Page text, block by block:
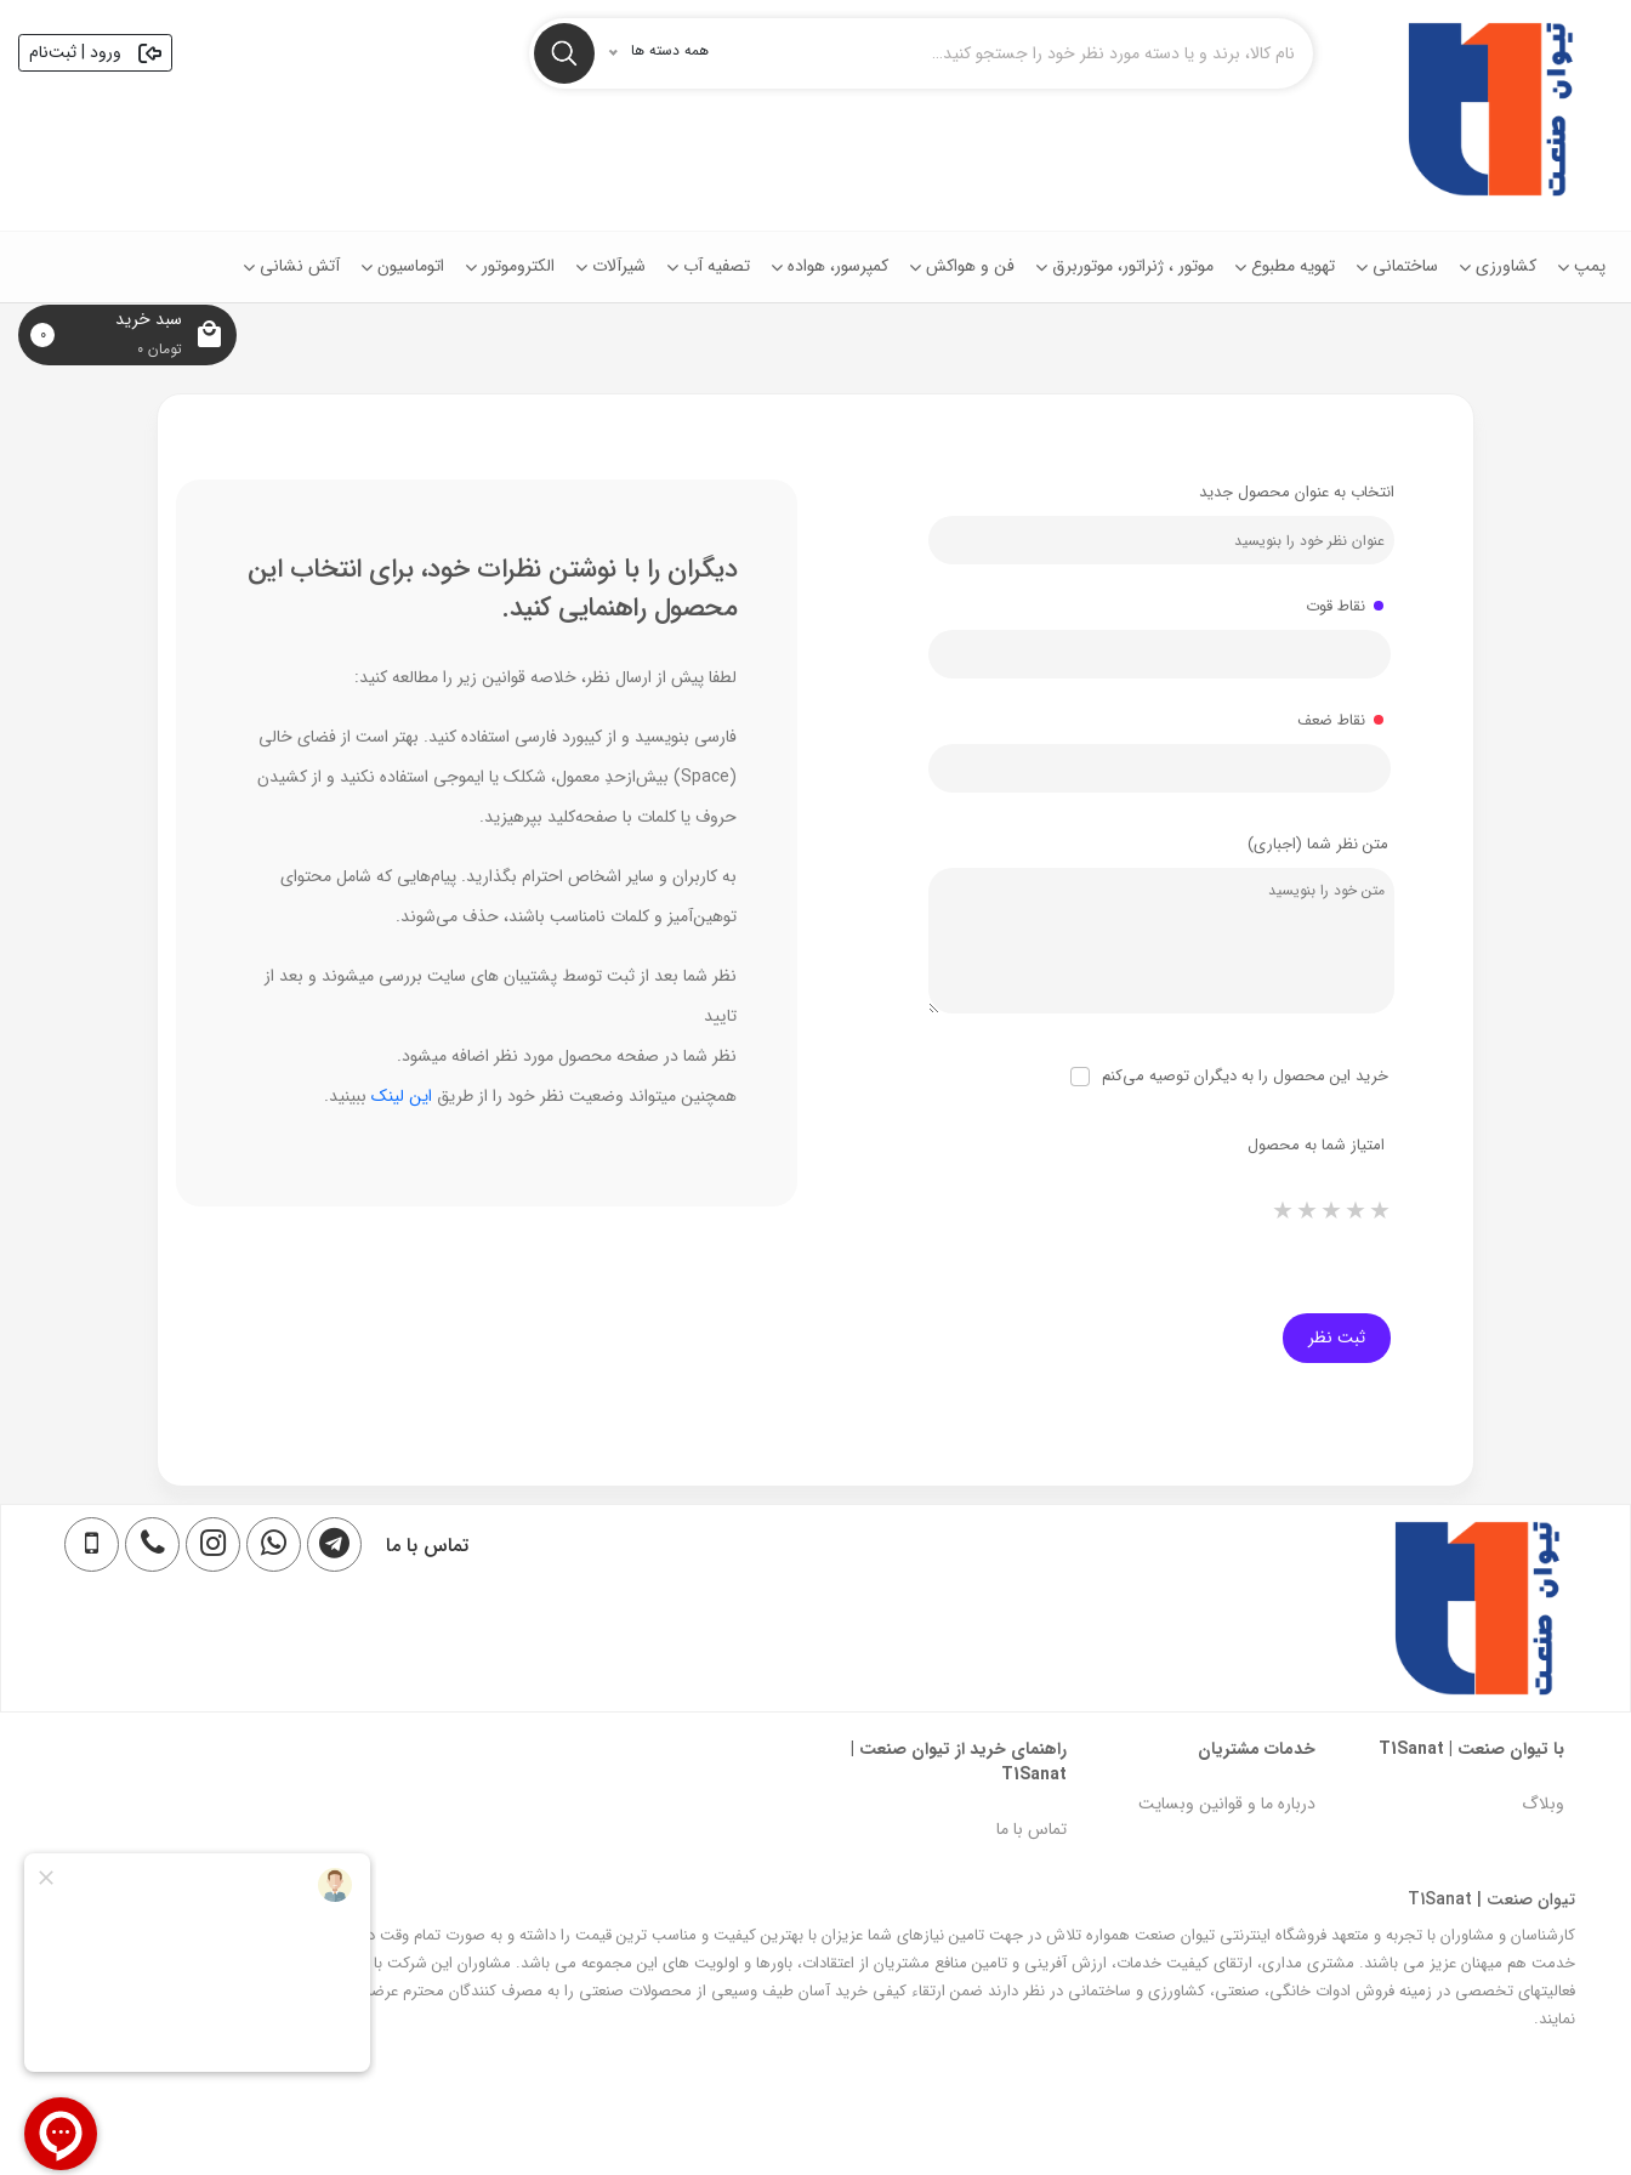
همه دسته ها ورود | ثبت‌نام
پمپ کشاورزی ساختمانی تهویه مطبوع موتور ، ژنراتور، موتوربرق فن و هواکش کمپرسور، هواده تصفیه آب شیرآلات الکتروموتور اتوماسیون
آتش نشانی
سبد خرید
0 تومان
0
انتخاب به عنوان محصول جدید
نقاط قوت
نقاط ضعف
متن نظر شما (اجباری)
خرید این محصول را به دیگران توصیه می‌کنم
امتیاز شما به محصول
5 stars
4 stars
3 stars
2 stars
ثبت نظر
دیگران را با نوشتن نظرات خود، برای انتخاب این
محصول راهنمایی کنید.
لطفا پیش از ارسال نظر، خلاصه قوانین زیر را مطالعه کنید:
فارسی بنویسید و از کیبورد فارسی استفاده کنید. بهتر است از فضای خالی
(Space) بیش‌از‌حدِ معمول، شکلک یا ایموجی استفاده نکنید و از کشیدن
حروف یا کلمات با صفحه‌کلید بپرهیزید.
به کاربران و سایر اشخاص احترام بگذارید. پیام‌هایی که شامل محتوای
توهین‌آمیز و کلمات نامناسب باشند، حذف می‌شوند.
نظر شما بعد از ثبت توسط پشتیبان های سایت بررسی میشوند و بعد از
تایید
نظر شما در صفحه محصول مورد نظر اضافه میشود.
همچنین میتواند وضعیت نظر خود را از طریق این لینک ببینید.
تماس با ما
با تیوان صنعت | T1Sanat
وبلاگ
خدمات مشتریان
درباره ما و قوانین وبسایت
راهنمای خرید از تیوان صنعت |
T1Sanat
تماس با ما
تیوان صنعت | T1Sanat
کارشناسان و مشاوران با تجربه و متعهد فروشگاه اینترنتی تیوان صنعت همواره تلاش در جهت تامین نیازهای شما عزیزان با بهترین کیفیت و مناسب ترین قیمت را داشته و به صورت تمام وقت در
خدمت هم میهنان عزیز می باشند. مشتری مداری، ارتقای کیفیت خدمات، ارزش آفرینی و تامین منافع مشتریان از اعتقادات، باورها و اولویت های این مجموعه می باشد. مشاوران این شرکت با
فعالیتهای تخصصی در زمینه فروش ادوات خانگی، صنعتی، کشاورزی و ساختمانی در نظر دارند ضمن ارتقاء کیفی خرید آسان طیف وسیعی از محصولات صنعتی را به مصرف کنندگان محترم عرضه
نمایند.